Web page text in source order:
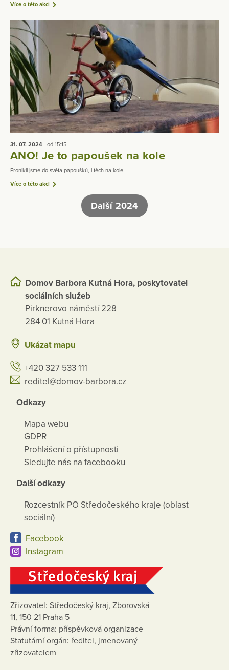
Více o této akci
31. 07. 2024 od 15:15
ANO! Je to papoušek na kole
Pronikli jsme do světa papoušků, i těch na kole.
Více o této akci
Další 2024
Domov Barbora Kutná Hora, poskytovatel
sociálních služeb
Pirknerovo náměstí 228
284 01 Kutná Hora
Ukázat mapu
+420 327 533 111
reditel@domov-barbora.cz
Odkazy
Mapa webu
GDPR
Prohlášení o přístupnosti
Sledujte nás na facebooku
Další odkazy
Rozcestník PO Středočeského kraje (oblast
sociální)
Facebook
Instagram
Zřizovatel: Středočeský kraj, Zborovská
11, 150 21 Praha 5
Právní forma: příspěvková organizace
Statutární orgán: ředitel, jmenovaný
zřizovatelem